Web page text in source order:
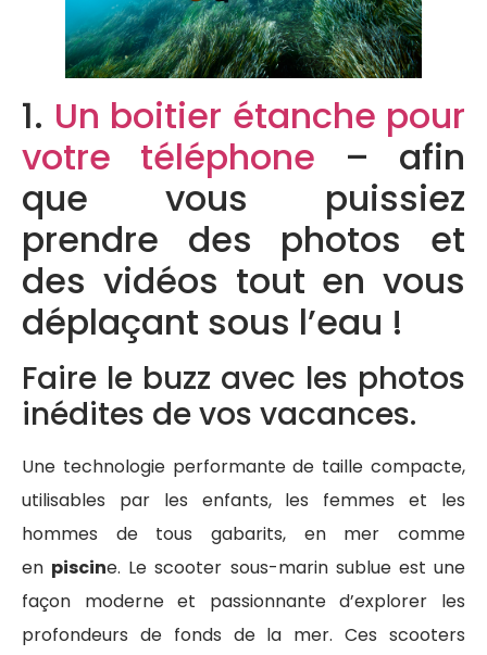
1. Un boitier étanche pour
votre téléphone – afin
que vous puissiez
prendre des photos et
des vidéos tout en vous
déplaçant sous l’eau !
Faire le buzz avec les photos
inédites de vos vacances.
Une technologie performante de taille compacte,
utilisables par les enfants, les femmes et les
hommes de tous gabarits, en mer comme
en piscine. Le scooter sous-marin sublue est une
façon moderne et passionnante d’explorer les
profondeurs de fonds de la mer. Ces scooters